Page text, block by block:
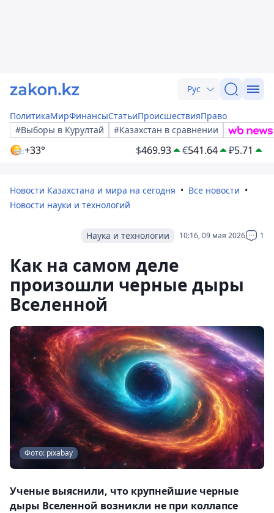
Рус
ПолитикаМирФинансыСтатьиПроисшествияПраво
#Выборы в Курултай
#Казахстан в сравнении
+33° $469.93 €541.64 ₽5.71
Новости Казахстана и мира на сегодня
Все новости
Новости науки и технологий
10:16, 09 мая 2026 1
Наука и технологии
Как на самом деле
произошли черные дыры
Вселенной
Фото: pixabay
Ученые выяснили, что крупнейшие черные
дыры Вселенной возникли не при коллапсе